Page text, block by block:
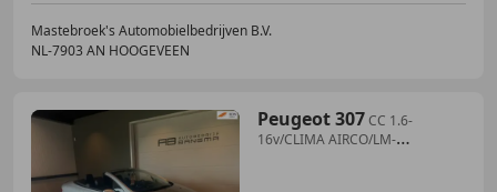
Mastebroek's Automobielbedrijven B.V.
NL-7903 AN HOOGEVEEN
Peugeot 307CC 1.6-
16v/CLIMA AIRCO/LM-